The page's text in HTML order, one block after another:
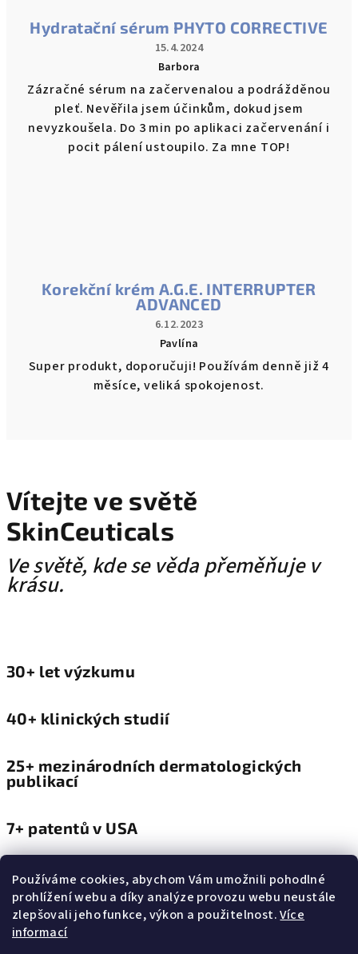
Používáme cookies, abychom Vám umožnili pohodlné
prohlížení webu a díky analýze provozu webu neustále
zlepšovali jeho funkce, výkon a použitelnost.Více
informací
Hydratační sérum PHYTO CORRECTIVE
Hodnocení
produktu
je
5
z
5
Barbora
15.4.2024
Zázračné sérum na začervenalou a podrážděnou
pleť. Nevěřila jsem účinkům, dokud jsem
nevyzkoušela. Do 3 min po aplikaci začervenání i
pocit pálení ustoupilo. Za mne TOP!
Korekční krém A.G.E. INTERRUPTER
ADVANCED
Hodnocení
produktu
je
Pavlína
6.12.2023
Super produkt, doporučuji! Používám denně již 4
měsíce, veliká spokojenost.
Vítejte ve světě
SkinCeuticals
Ve světě, kde se věda přeměňuje v
krásu.
30+ let výzkumu
40+ klinických studií
25+ mezinárodních dermatologických
publikací
7+ patentů v USA
více informací